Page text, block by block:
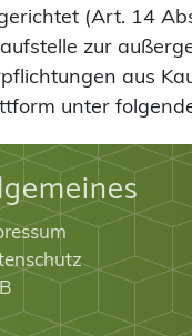
(Art. 14
zur
aus
unter